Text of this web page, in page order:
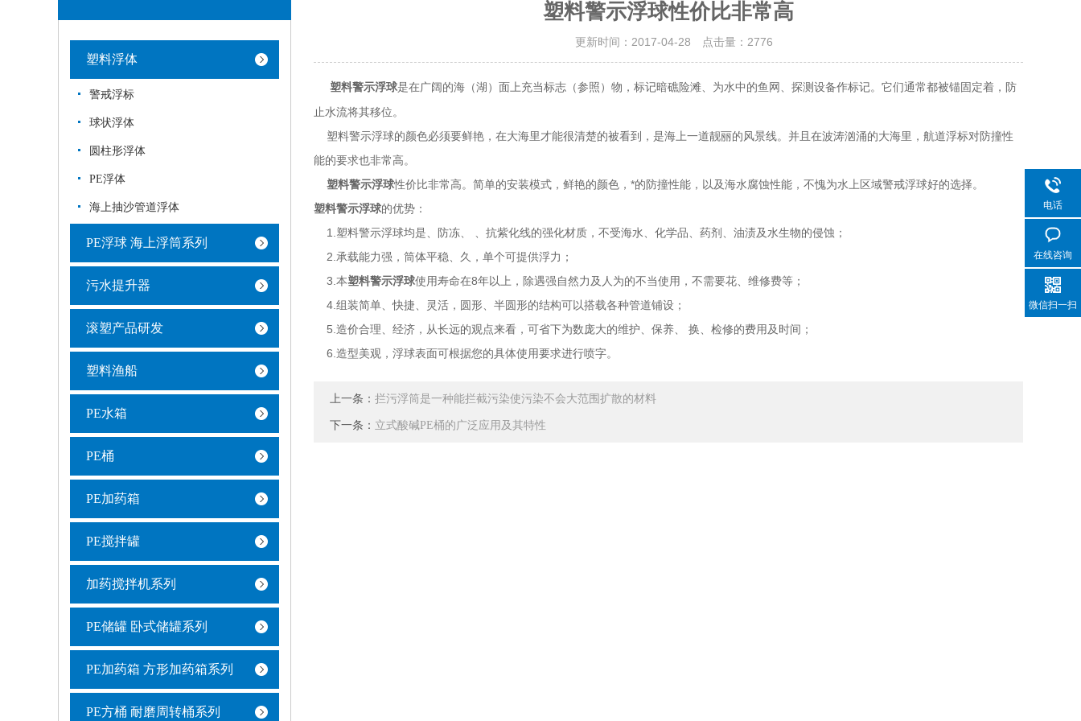
塑料浮体
警戒浮标
球状浮体
圆柱形浮体
PE浮体
海上抽沙管道浮体
PE浮球 海上浮筒系列
污水提升器
滚塑产品研发
塑料渔船
PE水箱
PE桶
PE加药箱
PE搅拌罐
加药搅拌机系列
PE储罐 卧式储罐系列
PE加药箱 方形加药箱系列
PE方桶 耐磨周转桶系列
塑料警示浮球性价比非常高
更新时间：2017-04-28 点击量： 2776
塑料警示浮球是在广阔的海（湖）面上充当标志（参照）物，标记暗礁险滩、为水中的鱼网、探测设备作标记。它们通常都被锚固定着，防
止水流将其移位。
塑料警示浮球的颜色必须要鲜艳，在大海里才能很清楚的被看到，是海上一道靓丽的风景线。并且在波涛汹涌的大海里，航道浮标对防撞性
能的要求也非常高。
塑料警示浮球性价比非常高。简单的安装模式，鲜艳的颜色，*的防撞性能，以及海水腐蚀性能，不愧为水上区域警戒浮球好的选择。
塑料警示浮球的优势：
1.塑料警示浮球均是、防冻、 、抗紫化线的强化材质，不受海水、化学品、药剂、油渍及水生物的侵蚀；
2.承载能力强，筒体平稳、久，单个可提供浮力；
3.本塑料警示浮球使用寿命在8年以上，除遇强自然力及人为的不当使用，不需要花、维修费等；
4.组装简单、快捷、灵活，圆形、半圆形的结构可以搭载各种管道铺设；
5.造价合理、经济，从长远的观点来看，可省下为数庞大的维护、保养、 换、检修的费用及时间；
6.造型美观，浮球表面可根据您的具体使用要求进行喷字。
上一条： 拦污浮筒是一种能拦截污染使污染不会大范围扩散的材料
下一条： 立式酸碱PE桶的广泛应用及其特性
电话
在线咨询
微信扫一扫